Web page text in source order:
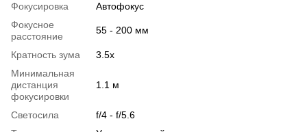
Фокусировка
Автофокус
Фокусное
расстояние
55 - 200 мм
Кратность зума
3.5x
Минимальная
дистанция
фокусировки
1.1 м
Светосила
f/4 - f/5.6